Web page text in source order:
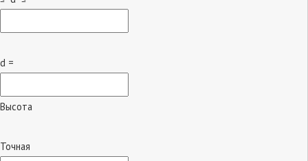
d =
Высота
Точная